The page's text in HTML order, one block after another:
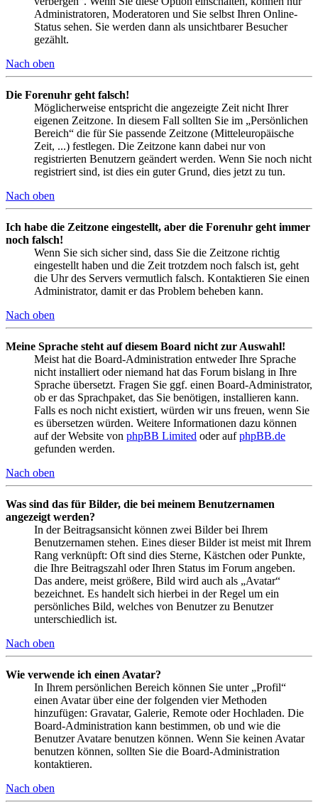
Administratoren, Moderatoren und Sie selbst Ihren Online-
Status sehen. Sie werden dann als unsichtbarer Besucher
gezählt.
Nach oben
Die Forenuhr geht falsch!
Möglicherweise entspricht die angezeigte Zeit nicht Ihrer
eigenen Zeitzone. In diesem Fall sollten Sie im „Persönlichen
Bereich“ die für Sie passende Zeitzone (Mitteleuropäische
Zeit, ...) festlegen. Die Zeitzone kann dabei nur von
registrierten Benutzern geändert werden. Wenn Sie noch nicht
registriert sind, ist dies ein guter Grund, dies jetzt zu tun.
Nach oben
Ich habe die Zeitzone eingestellt, aber die Forenuhr geht immer
noch falsch!
Wenn Sie sich sicher sind, dass Sie die Zeitzone richtig
eingestellt haben und die Zeit trotzdem noch falsch ist, geht
die Uhr des Servers vermutlich falsch. Kontaktieren Sie einen
Administrator, damit er das Problem beheben kann.
Nach oben
Meine Sprache steht auf diesem Board nicht zur Auswahl!
Meist hat die Board-Administration entweder Ihre Sprache
nicht installiert oder niemand hat das Forum bislang in Ihre
Sprache übersetzt. Fragen Sie ggf. einen Board-Administrator,
ob er das Sprachpaket, das Sie benötigen, installieren kann.
Falls es noch nicht existiert, würden wir uns freuen, wenn Sie
es übersetzen würden. Weitere Informationen dazu können
auf der Website von phpBB Limited oder aufphpBB.de
gefunden werden.
Nach oben
Was sind das für Bilder, die bei meinem Benutzernamen
angezeigt werden?
In der Beitragsansicht können zwei Bilder bei Ihrem
Benutzernamen stehen. Eines dieser Bilder ist meist mit Ihrem
Rang verknüpft: Oft sind dies Sterne, Kästchen oder Punkte,
die Ihre Beitragszahl oder Ihren Status im Forum angeben.
Das andere, meist größere, Bild wird auch als „Avatar“
bezeichnet. Es handelt sich hierbei in der Regel um ein
persönliches Bild, welches von Benutzer zu Benutzer
unterschiedlich ist.
Nach oben
Wie verwende ich einen Avatar?
In Ihrem persönlichen Bereich können Sie unter „Profil“
einen Avatar über eine der folgenden vier Methoden
hinzufügen: Gravatar, Galerie, Remote oder Hochladen. Die
Board-Administration kann bestimmen, ob und wie die
Benutzer Avatare benutzen können. Wenn Sie keinen Avatar
benutzen können, sollten Sie die Board-Administration
kontaktieren.
Nach oben